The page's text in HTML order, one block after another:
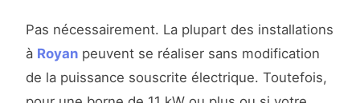
Pas nécessairement. La plupart des installations
à Royan peuvent se réaliser sans modification
de la puissance souscrite électrique. Toutefois,